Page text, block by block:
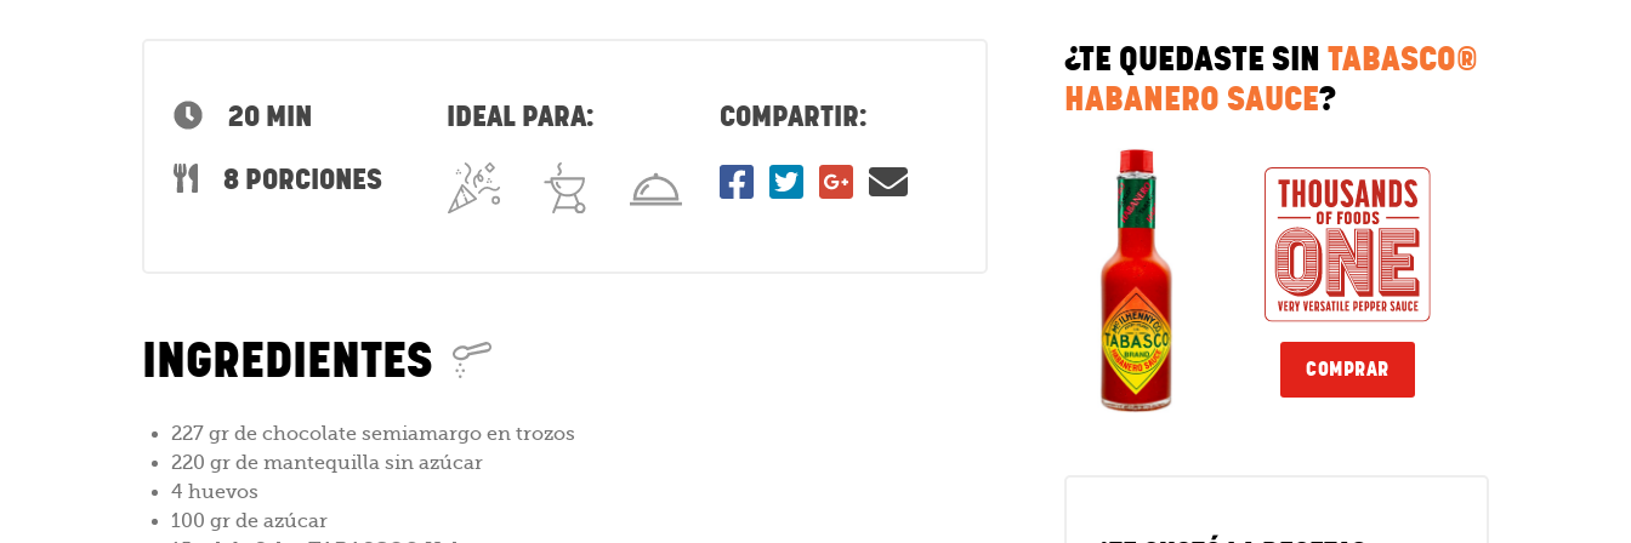
20 MIN
8 PORCIONES
IDEAL PARA: COMPARTIR:
INGREDIENTES
227 gr de chocolate semiamargo en trozos
220 gr de mantequilla sin azúcar
4 huevos
100 gr de azúcar
¿TE QUEDASTE SIN TABASCO®
HABANERO SAUCE?
COMPRAR